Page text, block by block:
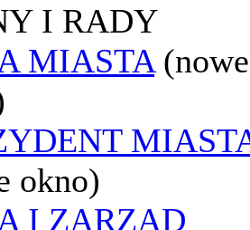
I RADY
MIASTA (nowe
okno)
I ZARZĄD